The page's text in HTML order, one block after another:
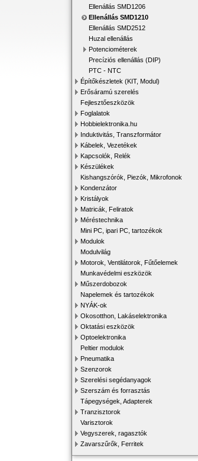
Ellenállás SMD1206
Ellenállás SMD1210
Ellenállás SMD2512
Huzal ellenállás
Potenciométerek
Precíziós ellenállás (DIP)
PTC - NTC
Építőkészletek (KIT, Modul)
Erősáramú szerelés
Fejlesztőeszközök
Foglalatok
Hobbielektronika.hu
Induktivitás, Transzformátor
Kábelek, Vezetékek
Kapcsolók, Relék
Készülékek
Kishangszórók, Piezók, Mikrofonok
Kondenzátor
Kristályok
Matricák, Feliratok
Méréstechnika
Mini PC, ipari PC, tartozékok
Modulok
Modulvilág
Motorok, Ventilátorok, Fűtőelemek
Munkavédelmi eszközök
Műszerdobozok
Napelemek és tartozékok
NYÁK-ok
Okosotthon, Lakáselektronika
Oktatási eszközök
Optoelektronika
Peltier modulok
Pneumatika
Szenzorok
Szerelési segédanyagok
Szerszám és forrasztás
Tápegységek, Adapterek
Tranzisztorok
Varisztorok
Vegyszerek, ragasztók
Zavarszűrők, Ferritek